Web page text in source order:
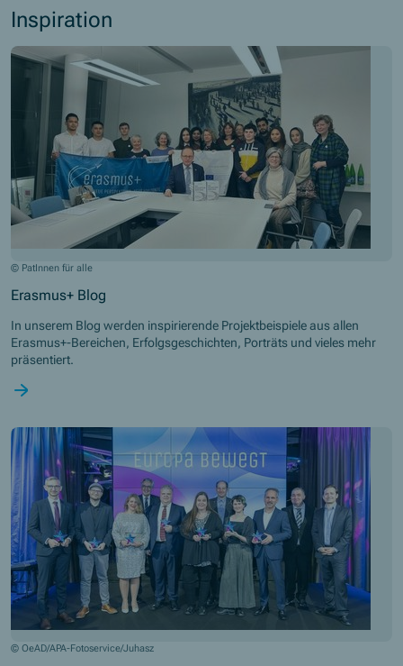
Inspiration
© PatInnen für alle
Erasmus+ Blog
In unserem Blog werden inspirierende Projektbeispiele aus allen
Erasmus+-Bereichen, Erfolgsgeschichten, Porträts und vieles mehr
präsentiert.
© OeAD/APA-Fotoservice/Juhasz